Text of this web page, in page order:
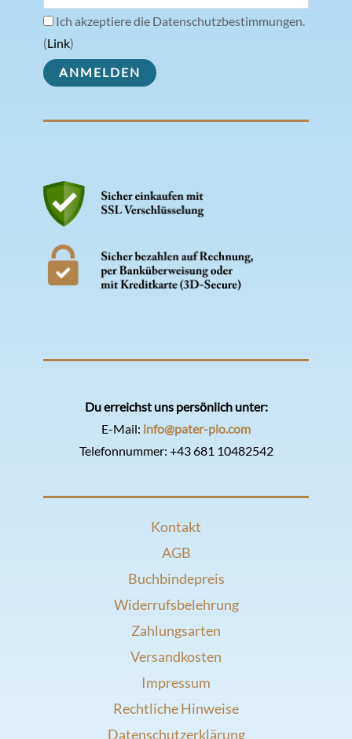
Ich akzeptiere die Datenschutzbestimmungen.
(Link)
Du erreichst uns persönlich unter:
E-Mail: info@pater-pio.com
Telefonnummer: +43 681 10482542
Kontakt
AGB
Buchbindepreis
Widerrufsbelehrung
Zahlungsarten
Versandkosten
Impressum
Rechtliche Hinweise
Datenschutzerklärung